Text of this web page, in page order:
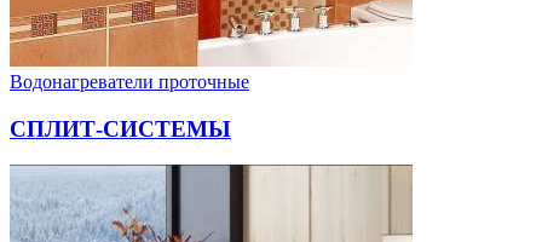
Водонагреватели проточные
СПЛИТ-СИСТЕМЫ